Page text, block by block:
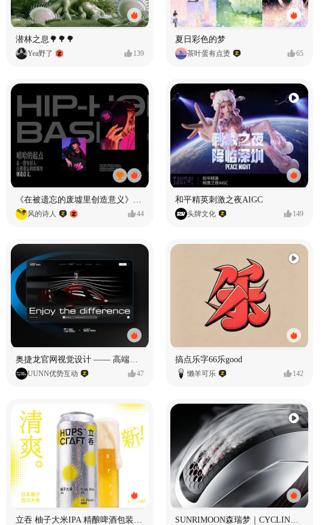
潜林之息🌳🌳🌳
Yea野了 139
夏日彩色的梦
茶叶蛋有点烫 65
风的诗人 44
和平精英刺激之夜AIGC
头牌文化 149
奥捷龙官网视觉设计 —— 高端网站建设
UUNN优势互动 47
搞点乐字66乐good
懒羊可乐 142